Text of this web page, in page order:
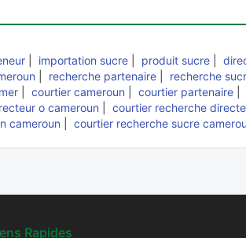
importation sucre produit sucre
recherche partenaire recherche
courtier cameroun courtier partenaire
o cameroun courtier recherche
cameroun courtier recherche sucre
Rapides